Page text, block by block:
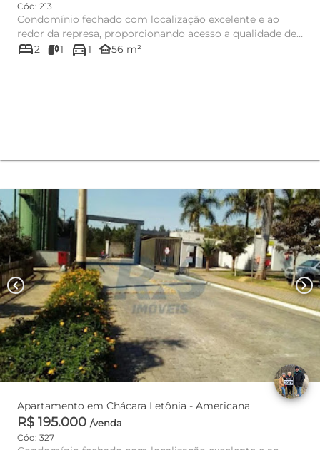
Cód: 213
Condomínio fechado com localização excelente e ao
redor da represa, proporcionando acesso a qualidade de
vida, com tranq...
bed2 1 directions_car1 other_houses56 m²
chevron_left chevron_right
Apartamento em Chácara Letônia - Americana
R$ 195.000 /venda
Cód: 327